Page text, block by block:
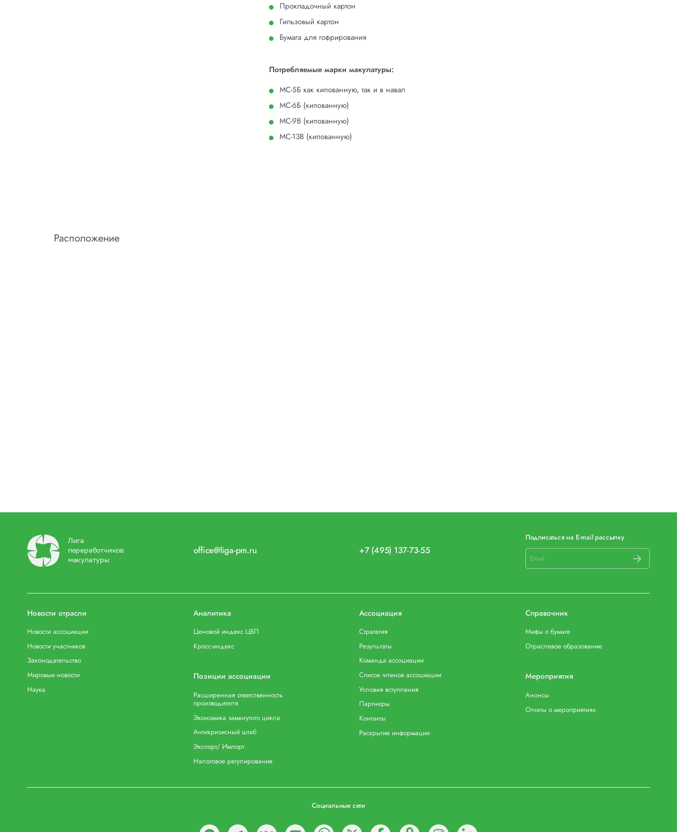
Прокладочный картон
Гильзовый картон
Бумага для гофрирования
Потребляемые марки макулатуры:
МС-5Б как кипованную, так и в навал
МС-6Б (кипованную)
МС-9В (кипованную)
МС-13В (кипованную)
Расположение
Лига
переработчиков
макулатуры
office@liga-pm.ru +7 (495) 137-73-55
Подписаться на E-mail рассылку
Новости отрасли
Новости ассоциации
Новости участников
Законодательство
Мировые новости
Наука
Аналитика
Ценовой индекс ЦБП
Кросс-индекс
Позиции ассоциации
Расширенная ответственность
производителя
Экономика замкнутого цикла
Антикризисный штаб
Экспорт/ Импорт
Налоговое регулирование
Ассоциация
Стратегия
Результаты
Команда ассоциации
Список членов ассоциации
Условия вступления
Партнеры
Контакты
Раскрытие информации
Справочник
Мифы о бумаге
Отраслевое образование
Мероприятия
Анонсы
Отчеты о мероприятиях
Социальные сети